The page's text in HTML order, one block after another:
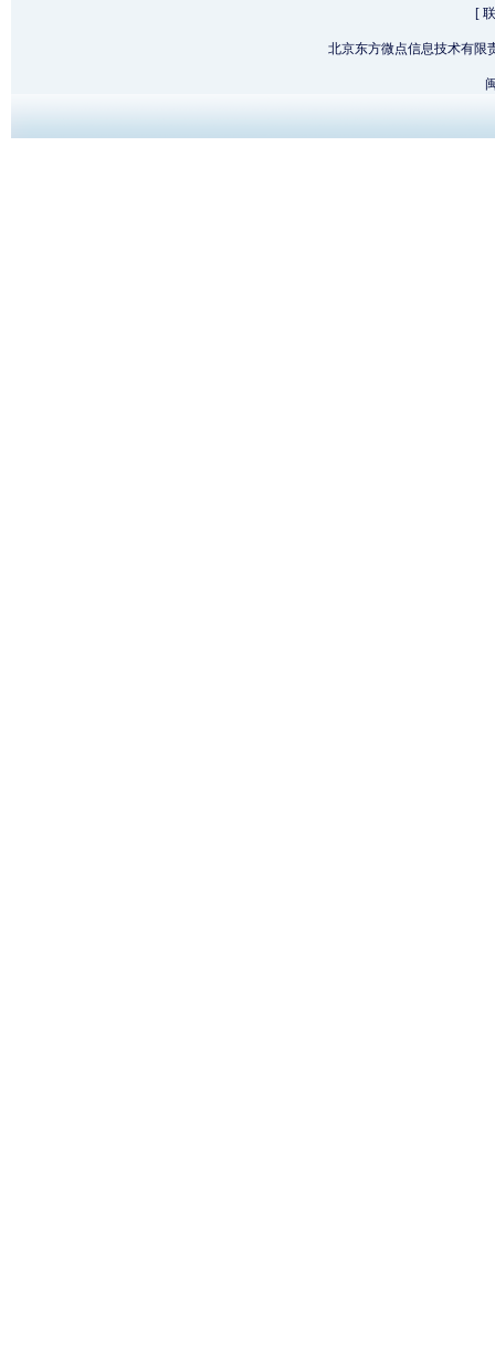
[
北京东方微点信息技术有限